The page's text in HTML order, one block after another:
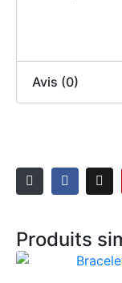
Avis (0)
Produits